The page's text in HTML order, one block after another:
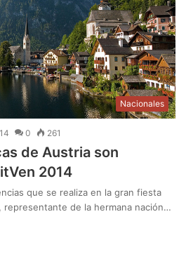
Nacionales
0 261
de Austria son
2014
que se realiza en la gran fiesta
representante de la hermana nación…